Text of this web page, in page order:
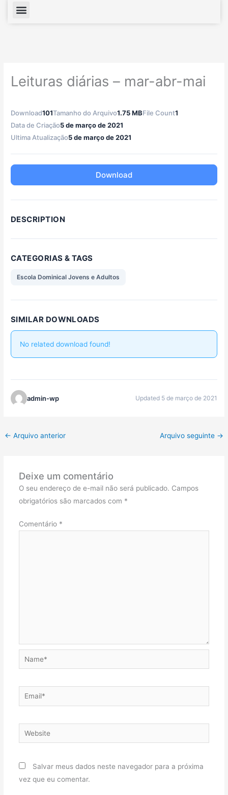
Menu
Leituras diárias – mar-abr-mai
Download101Tamanho do Arquivo1.75 MBFile Count1
Data de Criação5 de março de 2021
Ultima Atualização5 de março de 2021
Download
DESCRIPTION
CATEGORIAS & TAGS
Escola Dominical Jovens e Adultos
SIMILAR DOWNLOADS
No related download found!
admin-wp Updated 5 de março de 2021
← Arquivo anterior Arquivo seguinte →
Deixe um comentário
O seu endereço de e-mail não será publicado. Campos
obrigatórios são marcados com *
Comentário *
Name*
Email*
Website
Salvar meus dados neste navegador para a próxima
vez que eu comentar.